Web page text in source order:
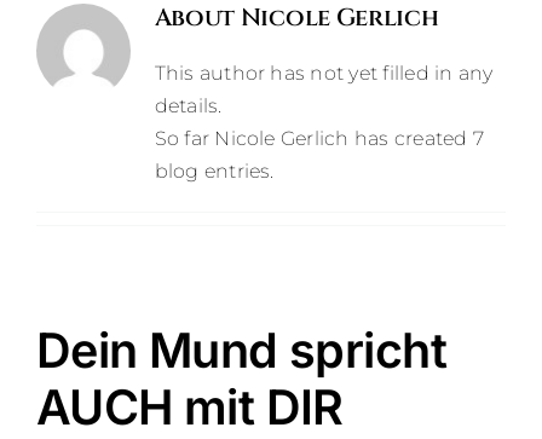
Frauen
Unternehmen
About Nicole Gerlich
This author has not yet filled in any
details.
So far Nicole Gerlich has created 7
blog entries.
Dein Mund spricht
AUCH mit DIR